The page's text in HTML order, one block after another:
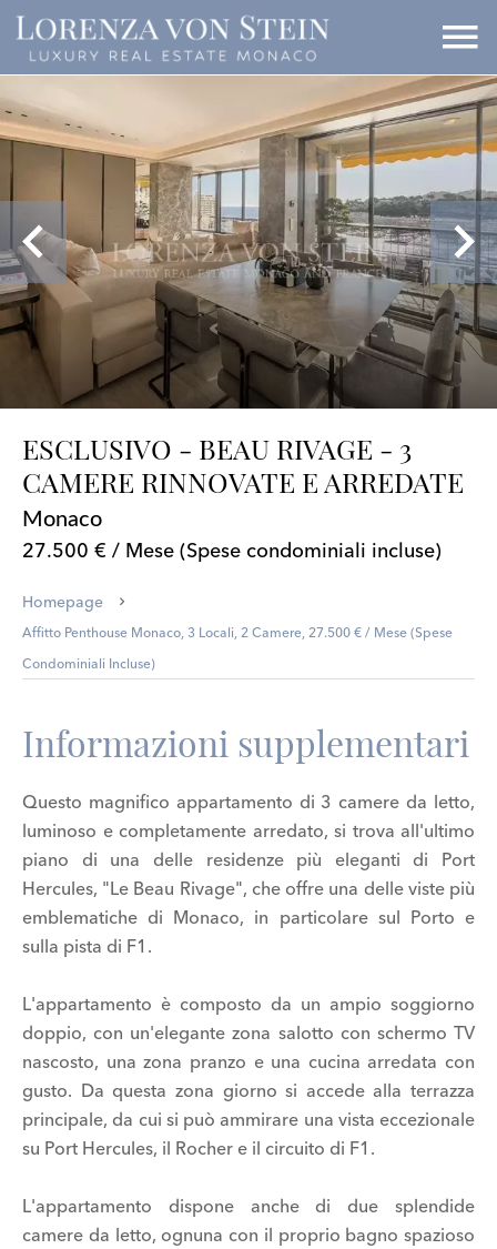
ESCLUSIVO - BEAU RIVAGE - 3
CAMERE RINNOVATE E ARREDATE
Monaco
27.500 € / Mese (Spese condominiali incluse)
Homepage
Affitto Penthouse Monaco, 3 Locali, 2 Camere, 27.500 € / Mese (Spese
Condominiali Incluse)
Informazioni supplementari
Questo magnifico appartamento di 3 camere da letto,
luminoso e completamente arredato, si trova all'ultimo
piano di una delle residenze più eleganti di Port
Hercules, "Le Beau Rivage", che offre una delle viste più
emblematiche di Monaco, in particolare sul Porto e
sulla pista di F1.
L'appartamento è composto da un ampio soggiorno
doppio, con un'elegante zona salotto con schermo TV
nascosto, una zona pranzo e una cucina arredata con
gusto. Da questa zona giorno si accede alla terrazza
principale, da cui si può ammirare una vista eccezionale
su Port Hercules, il Rocher e il circuito di F1.
L'appartamento dispone anche di due splendide
camere da letto, ognuna con il proprio bagno spazioso